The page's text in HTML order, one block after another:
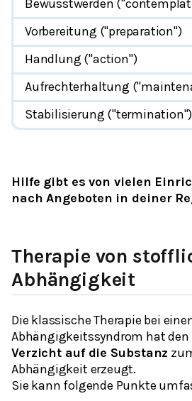
Bewusstwerden
Vorbereitung ("preparation")
Handlung ("action")
Aufrechterhaltung
Stabilisierung ("termination")
Hilfe gibt es von vielen
nach Angeboten in deiner
Therapie von
Abhängigkeit
Die klassische Therapie bei
Abhängigkeitssyndrom hat den
Verzicht auf die Substanz
Abhängigkeit erzeugt.
Sie kann folgende Punkte